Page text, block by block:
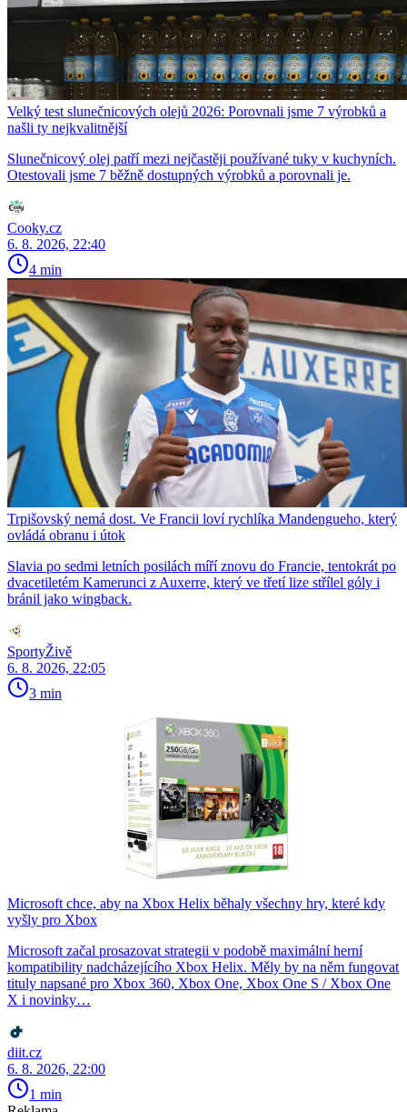
Velký test slunečnicových olejů 2026: Porovnali jsme 7 výrobků a
našli ty nejkvalitnější
Slunečnicový olej patří mezi nejčastěji používané tuky v kuchyních.
Otestovali jsme 7 běžně dostupných výrobků a porovnali je.
Cooky.cz
6. 8. 2026, 22:40
4 min
Trpišovský nemá dost. Ve Francii loví rychlíka Mandengueho, který
ovládá obranu i útok
Slavia po sedmi letních posilách míří znovu do Francie, tentokrát po
dvacetiletém Kamerunci z Auxerre, který ve třetí lize střílel góly i
bránil jako wingback.
SportyŽivě
6. 8. 2026, 22:05
3 min
Microsoft chce, aby na Xbox Helix běhaly všechny hry, které kdy
vyšly pro Xbox
Microsoft začal prosazovat strategii v podobě maximální herní
kompatibility nadcházejícího Xbox Helix. Měly by na něm fungovat
tituly napsané pro Xbox 360, Xbox One, Xbox One S / Xbox One
X i novinky…
diit.cz
6. 8. 2026, 22:00
1 min